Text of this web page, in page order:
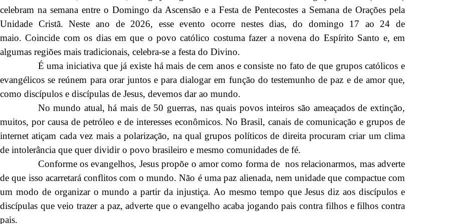
celebram na semana entre o Domingo da Ascensão e a Festa de Pentecostes a Semana de Orações pela
Unidade Cristã. Neste ano de 2026, esse evento ocorre nestes dias, do domingo 17 ao 24 de
maio. Coincide com os dias em que o povo católico costuma fazer a novena do Espírito Santo e, em
algumas regiões mais tradicionais, celebra-se a festa do Divino.
É uma iniciativa que já existe há mais de cem anos e consiste no fato de que grupos católicos e
evangélicos se reúnem para orar juntos e para dialogar em função do testemunho de paz e de amor que,
como discípulos e discípulas de Jesus, devemos dar ao mundo.
No mundo atual, há mais de 50 guerras, nas quais povos inteiros são ameaçados de extinção,
muitos, por causa de petróleo e de interesses econômicos. No Brasil, canais de comunicação e grupos de
internet atiçam cada vez mais a polarização, na qual grupos políticos de direita procuram criar um clima
de intolerância que quer dividir o povo brasileiro e mesmo comunidades de fé.
Conforme os evangelhos, Jesus propõe o amor como forma de nos relacionarmos, mas adverte
de que isso acarretará conflitos com o mundo. Não é uma paz alienada, nem unidade que compactue com
um modo de organizar o mundo a partir da injustiça. Ao mesmo tempo que Jesus diz aos discípulos e
discípulas que veio trazer a paz, adverte que o evangelho acaba jogando pais contra filhos e filhos contra
pais.